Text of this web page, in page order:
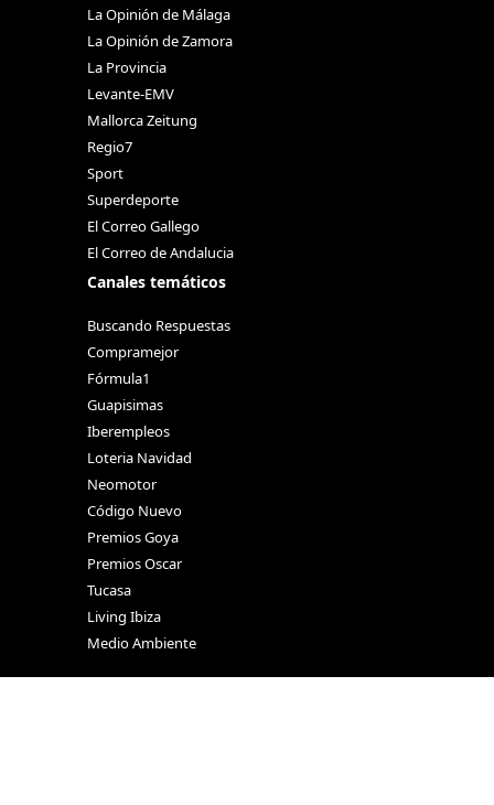
La Opinión de Málaga
La Opinión de Zamora
La Provincia
Levante-EMV
Mallorca Zeitung
Regio7
Sport
Superdeporte
El Correo Gallego
El Correo de Andalucia
Canales temáticos
Buscando Respuestas
Compramejor
Fórmula1
Guapisimas
Iberempleos
Loteria Navidad
Neomotor
Código Nuevo
Premios Goya
Premios Oscar
Tucasa
Living Ibiza
Medio Ambiente